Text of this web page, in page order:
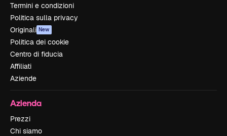
Termini e condizioni
Politica sulla privacy
Originali New
Politica dei cookie
Centro di fiducia
Affiliati
Aziende
Azienda
Prezzi
Chi siamo